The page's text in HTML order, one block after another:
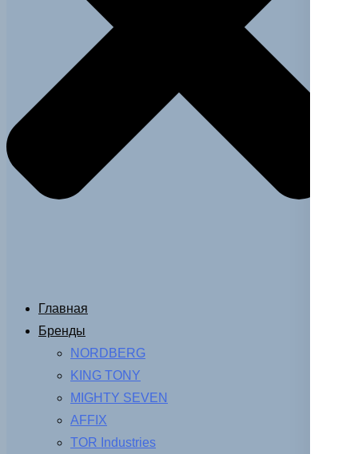
Главная
Бренды
NORDBERG
KING TONY
MIGHTY SEVEN
AFFIX
TOR Industries